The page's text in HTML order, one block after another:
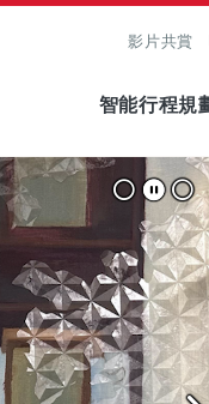
影片共賞
智能行程規